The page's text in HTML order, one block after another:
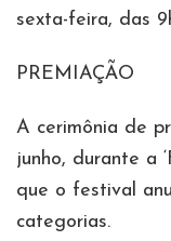
sexta-feira, das
PREMIAÇÃO
A cerimônia de
junho, durante a
que o festival
categorias.